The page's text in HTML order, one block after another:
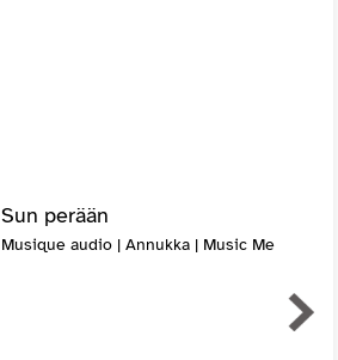
Sun perään
Musique audio | Annukka | Music Me